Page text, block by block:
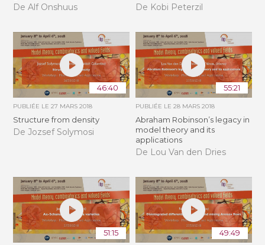
De Alf Onshuus De Kobi Peterzil
46:40
PUBLIÉE LE27 MARS 2018
Structure from density
De Jozsef Solymosi
55:21
PUBLIÉE LE 28 MARS 2018
Abraham Robinson’s legacy in
model theory and its
applications
De Lou Van den Dries
51:15 49:49